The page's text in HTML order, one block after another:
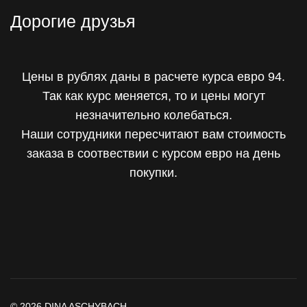
Дорогие друзья
Цены в рублях даны в расчете курса евро 94.
Так как курс меняется, то и цены могут
незначительно колебаться.
Наши сотрудники пересчитают вам стоимость
заказа в соотвествии с курсом евро на день
покупки.